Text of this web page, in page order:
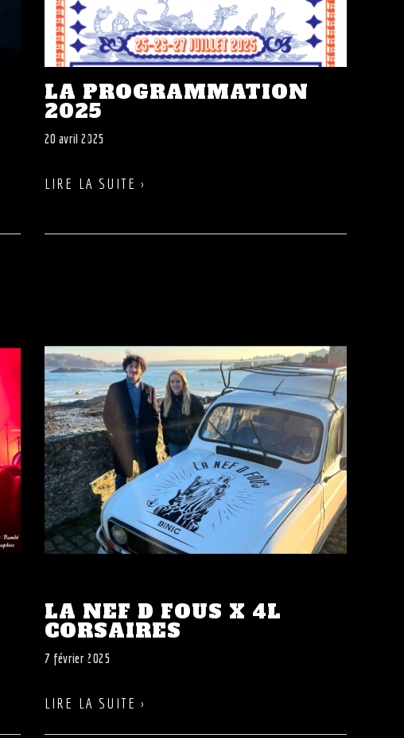
LA PROGRAMMATION
2025
20 avril 2025
LIRE LA SUITE ›
LA NEF D FOUS X 4L
CORSAIRES
7 février 2025
LIRE LA SUITE ›